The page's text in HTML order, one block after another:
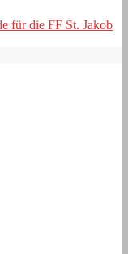
für die FF St. Jakob